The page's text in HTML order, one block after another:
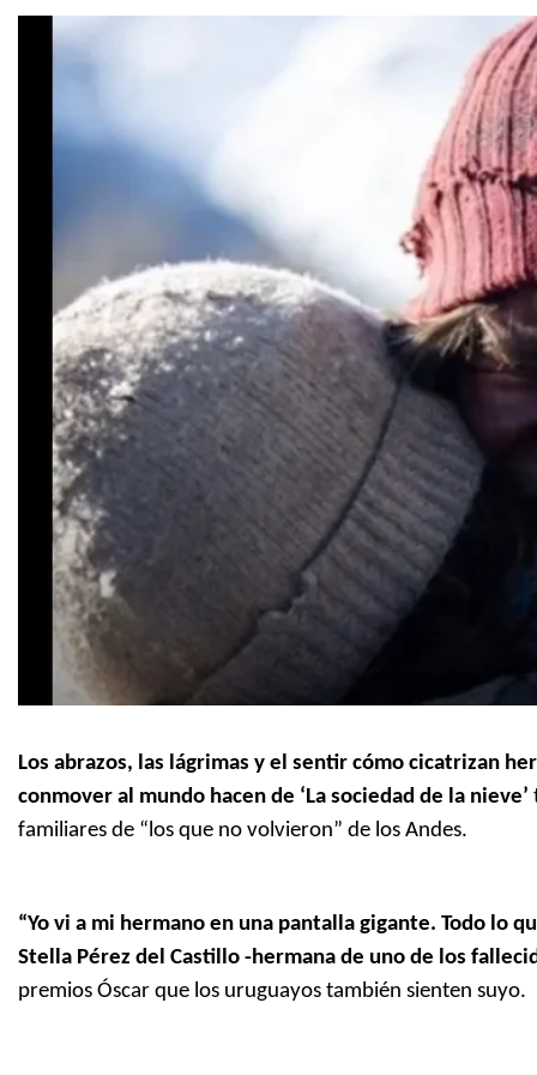
Los abrazos, las lágrimas y el sentir cómo cicatrizan
conmover al mundo hacen de ‘La sociedad de la nieve’
familiares de “los que no volvieron” de los Andes.
“Yo vi a mi hermano en una pantalla gigante. Todo lo
Stella Pérez del Castillo -hermana de uno de los
premios Óscar que los uruguayos también sienten suyo.